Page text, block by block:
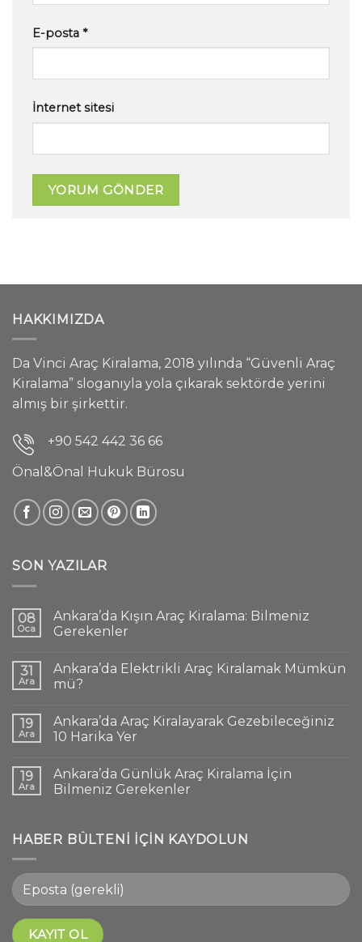
E-posta *
İnternet sitesi
HAKKIMIZDA
Da Vinci Araç Kiralama, 2018 yılında “Güvenli Araç
Kiralama” sloganıyla yola çıkarak sektörde yerini
almış bir şirkettir.
+90 542 442 36 66
Önal&Önal Hukuk Bürosu
SON YAZILAR
08
Oca
Ankara’da Kışın Araç Kiralama: Bilmeniz
Gerekenler
31
Ara
Ankara’da Elektrikli Araç Kiralamak Mümkün
mü?
19
Ara
Ankara’da Araç Kiralayarak Gezebileceğiniz
10 Harika Yer
19
Ara
Ankara’da Günlük Araç Kiralama İçin
Bilmeniz Gerekenler
HABER BÜLTENI IÇIN KAYDOLUN